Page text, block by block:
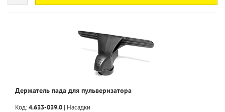
Держатель пада для пульверизатора
Код:4.633-039.0 | Насадки